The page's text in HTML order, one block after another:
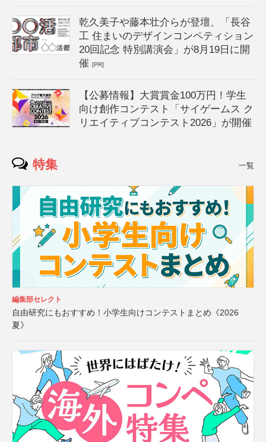
乾久美子や藤本壮介らが登壇、「長谷
工 住まいのデザインコンペティション
20回記念 特別講演会」が8月19日に開
催[PR]
【公募情報】大賞賞金100万円！学生
向け創作コンテスト「サイゲームス ク
リエイティブコンテスト2026」が開催
特集 一覧
編集部セレクト
自由研究にもおすすめ！小学生向けコンテストまとめ《2026
夏》